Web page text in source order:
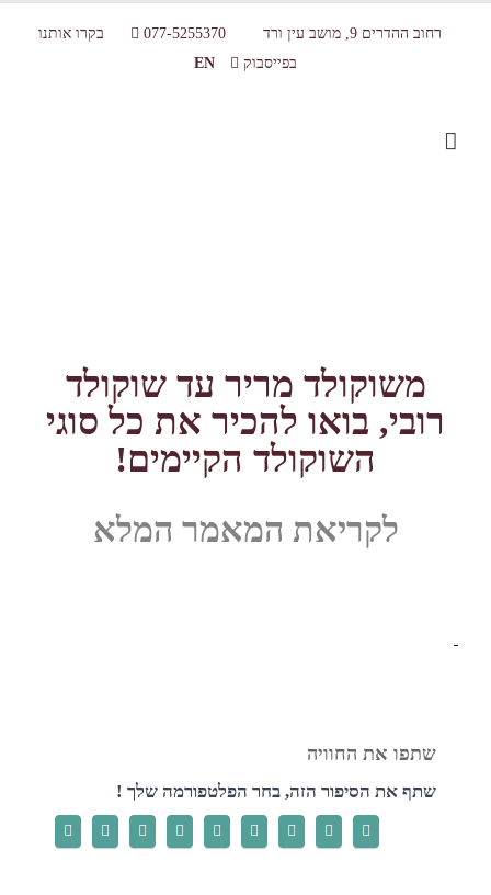
רחוב ההדרים 9, מושב עין ורד 077-5255370
בקרו אותנו
בפייסבוק
EN
משוקולד מריר עד שוקולד
רובי, בואו להכיר את כל סוגי
השוקולד הקיימים!
לקריאת המאמר המלא
שתף את הסיפור הזה, בחר הפלטפורמה שלך !